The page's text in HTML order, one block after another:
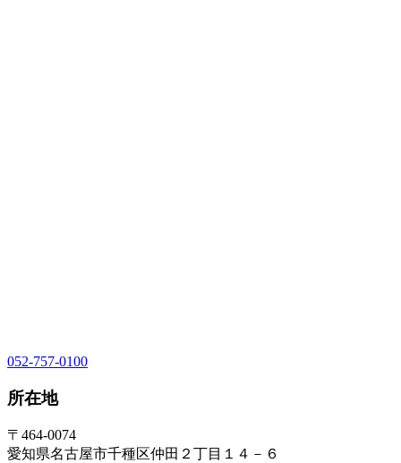
052-757-0100
所在地
〒464-0074
愛知県名古屋市千種区仲田２丁目１４－６